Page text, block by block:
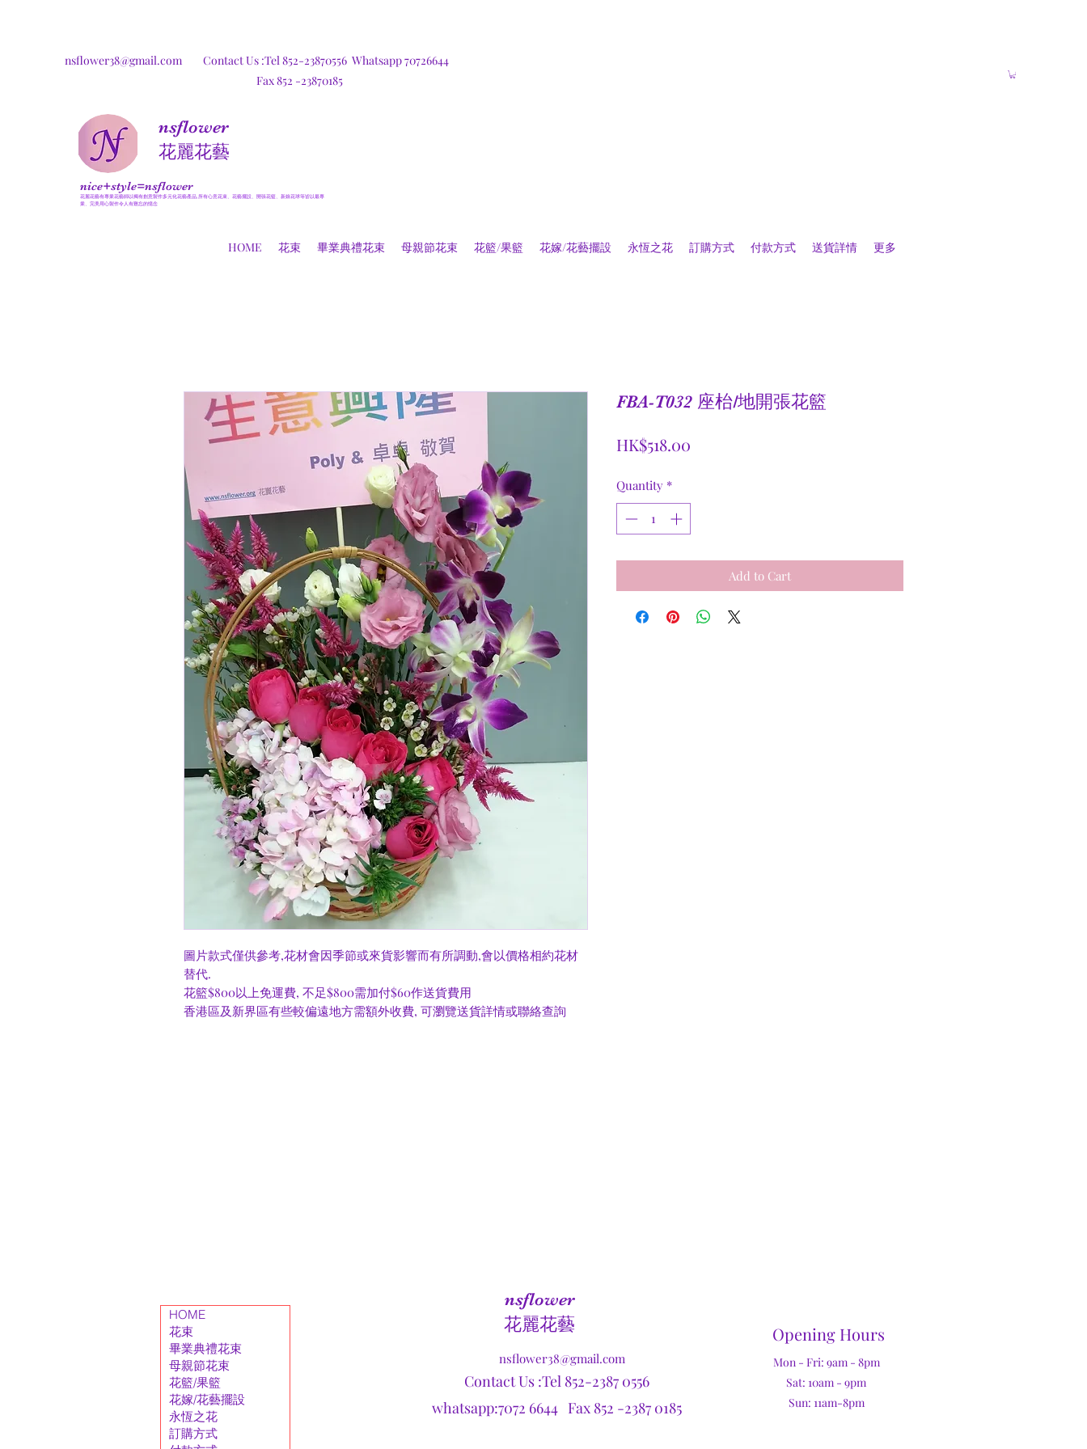
nsflower38@gmail.com Contact Us :Tel 852-23870556 Whatsapp 70726644
Fax 852 -23870185
nsflower
​花麗花藝
nice+style=nsflower
花麗花藝有專業花藝師以獨有創意製作多元化花藝產品,所有心意花束、花藝擺設、開張花籃、新娘花球等皆以最專
業、完美用心製作令人有難忘的憶念
HOME 花束 畢業典禮花束 母親節花束 花籃/果籃 花嫁/花藝擺設 永恆之花 訂購方式 付款方式 送貨詳情 更多
圖片款式僅供參考,花材會因季節或來貨影響而有所調動,會以價格相約花材
替代.
花籃$800以上免運費, 不足$800需加付$60作送貨費用
香港區及新界區有些較偏遠地方需額外收費, 可瀏覽送貨詳情或聯絡查詢
FBA-T032 座枱/地開張花籃
HK$518.00
Quantity *
Add to Cart
HOME
花束
畢業典禮花束
母親節花束
花籃/果籃
花嫁/花藝擺設
永恆之花
訂購方式
nsflower
​花麗花藝
nsflower38@gmail.com
Contact Us :Tel 852-2387 0556
whatsapp:7072 6644 Fax 852 -2387 0185
Opening Hours
Mon - Fri: 9am - 8pm
Sat: 10am - 9pm
Sun: 11am-8pm